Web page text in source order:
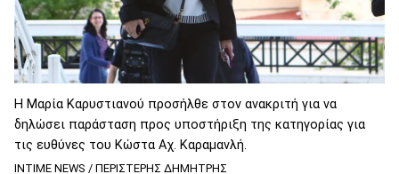
Η Μαρία Καρυστιανού προσήλθε στον ανακριτή για να
δηλώσει παράσταση προς υποστήριξη της κατηγορίας για
τις ευθύνες του Κώστα Αχ. Καραμανλή.
INTIME NEWS / ΠΕΡΙΣΤΕΡΗΣ ΔΗΜΗΤΡΗΣ